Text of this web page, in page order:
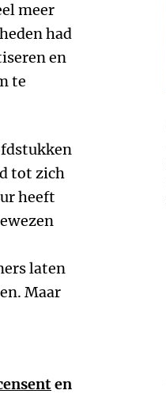
meer
had
en
te
tot zich
heeft
laten
Maar
en